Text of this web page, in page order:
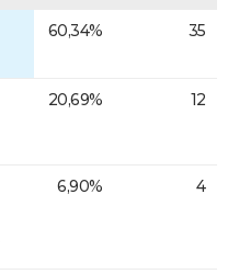
60,34% 35
20,69% 12
6,90% 4